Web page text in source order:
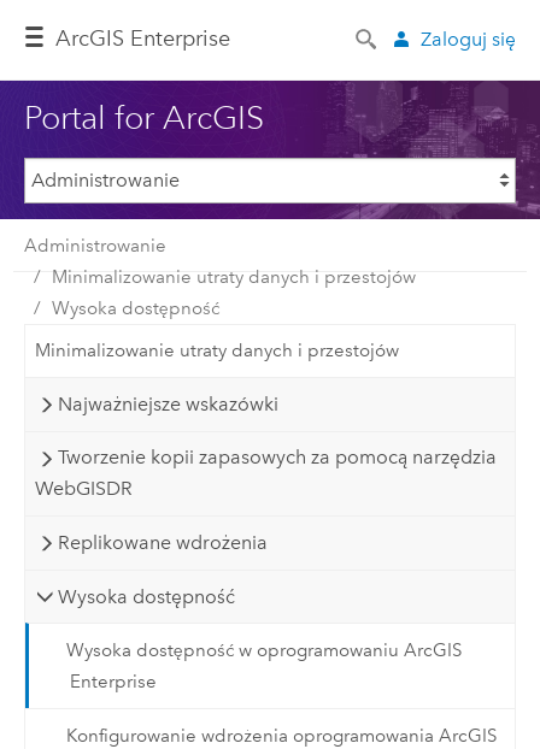
ArcGIS Enterprise Zaloguj się
Portal for ArcGIS
Administrowanie
Minimalizowanie utraty danych i przestojów
Wysoka dostępność
Minimalizowanie utraty danych i przestojów
Najważniejsze wskazówki
Tworzenie kopii zapasowych za pomocą narzędzia
WebGISDR
Replikowane wdrożenia
Wysoka dostępność
Wysoka dostępność w oprogramowaniu ArcGIS
Enterprise
Konfigurowanie wdrożenia oprogramowania ArcGIS